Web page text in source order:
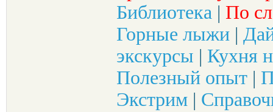
Библиотека | По
Горные лыжи |
экскурсы | Кухня
Полезный опыт |
Экстрим |